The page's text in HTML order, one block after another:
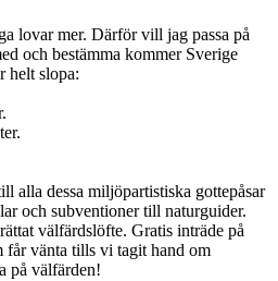
lovar mer. Därför vill jag passa på
och bestämma kommer Sverige
helt slopa:
alla dessa miljöpartistiska gottepåsar
och subventioner till naturguider.
välfärdslöfte. Gratis inträde på
vänta tills vi tagit hand om
på välfärden!